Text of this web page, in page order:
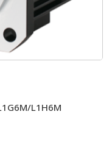
L1H6M